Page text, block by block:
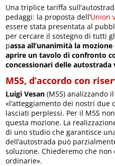
Una triplice tariffa
pedaggi: la proposta dell’Union
essere stata presentata al
per cercare il sostegno di tutti
passa all’unanimità la
aprire un tavolo di confronto
concessionari delle autostrada
M5S, d’accordo con
Luigi Vesan (M5S) analizzando
«l’atteggiamento dei nostri due
lasciati perplessi. Per il M5S
questa mozione. La
di uno studio che garantisce
dell’autostrada può
soluzione. Chiederemo che
ordinarie».